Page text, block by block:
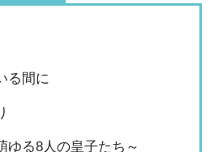
る間に
ゆる8人の皇子たち～